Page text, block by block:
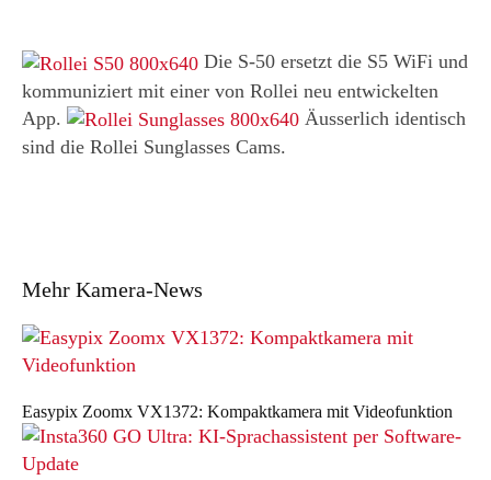
Die S-50 ersetzt die S5 WiFi und
kommuniziert mit einer von Rollei neu entwickelten
App.
Äusserlich identisch
sind die Rollei Sunglasses Cams.
Mehr Kamera-News
Easypix Zoomx VX1372: Kompaktkamera mit Videofunktion